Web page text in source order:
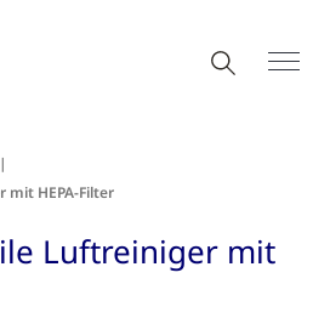
mit HEPA-Filter
Luftreiniger mit